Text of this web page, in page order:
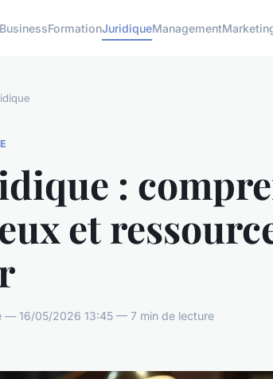
BusinessFormationJuridiqueManagement
:
et
— 16/05/2026 13:45 — 7 min de lecture